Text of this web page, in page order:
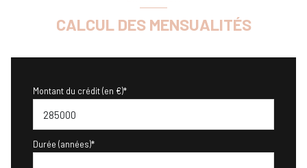
CALCUL DES MENSUALITÉS
Montant du crédit (en €)*
Durée (années)*